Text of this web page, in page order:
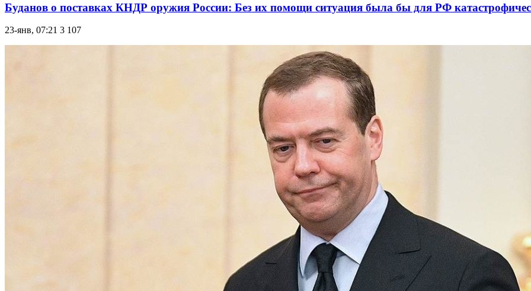
Буданов о поставках КНДР оружия России: Без их помощи ситуация была бы для РФ
23-янв, 07:21 3 107